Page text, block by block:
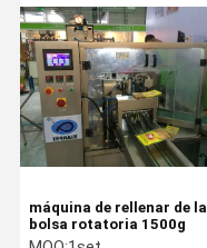
máquina de rellenar de la
bolsa rotatoria 1500g